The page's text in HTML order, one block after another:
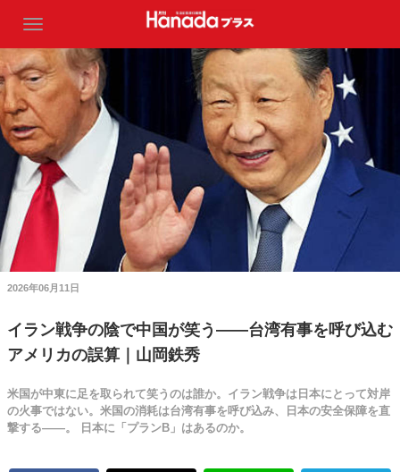
2026年06月11日
イラン戦争の陰で中国が笑う――台湾有事を呼び込む
アメリカの誤算｜山岡鉄秀
米国が中東に足を取られて笑うのは誰か。イラン戦争は日本にとって対岸
の火事ではない。米国の消耗は台湾有事を呼び込み、日本の安全保障を直
撃する――。 日本に「プランB」はあるのか。